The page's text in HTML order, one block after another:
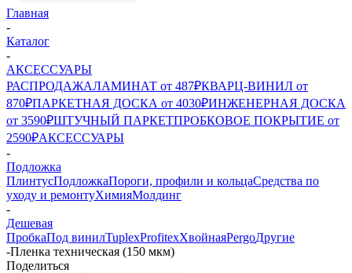
Главная
-
Каталог
-
АКСЕССУАРЫ
РАСПРОДАЖАЛАМИНАТ от 487₽КВАРЦ-ВИНИЛ от
870₽ПАРКЕТНАЯ ДОСКА от 4030₽ИНЖЕНЕРНАЯ ДОСКА
от 3590₽ШТУЧНЫЙ ПАРКЕТПРОБКОВОЕ ПОКРЫТИЕ от
2590₽АКСЕССУАРЫ
-
Подложка
ПлинтусПодложкаПороги, профили и кольцаСредства по
уходу и ремонтуХимияМолдинг
-
Дешевая
ПробкаПод винилTuplexProfitexХвойнаяPergoДругие
-Пленка техническая (150 мкм)
Поделиться